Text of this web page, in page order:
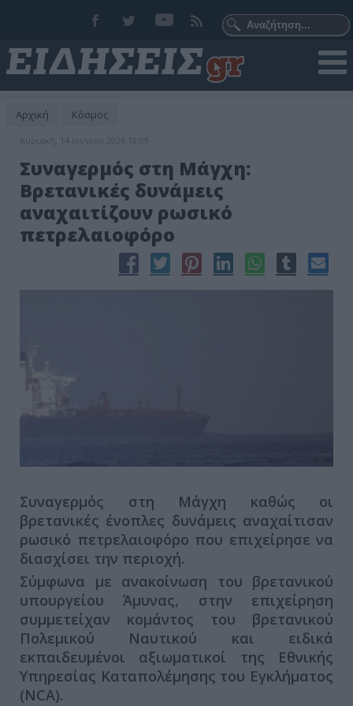
Αρχική Κόσμος
Κυριακή, 14 Ιουνίου 2026 10:09
Συναγερμός στη Μάγχη:
Βρετανικές δυνάμεις
αναχαιτίζουν ρωσικό
πετρελαιοφόρο
Συναγερμός στη Μάγχη καθώς οι
βρετανικές ένοπλες δυνάμεις αναχαίτισαν
ρωσικό πετρελαιοφόρο που επιχείρησε να
διασχίσει την περιοχή.
Σύμφωνα με ανακοίνωση του βρετανικού
υπουργείου Άμυνας, στην επιχείρηση
συμμετείχαν κομάντος του βρετανικού
Πολεμικού Ναυτικού και ειδικά
εκπαιδευμένοι αξιωματικοί της Εθνικής
Υπηρεσίας Καταπολέμησης του Εγκλήματος
(NCA).